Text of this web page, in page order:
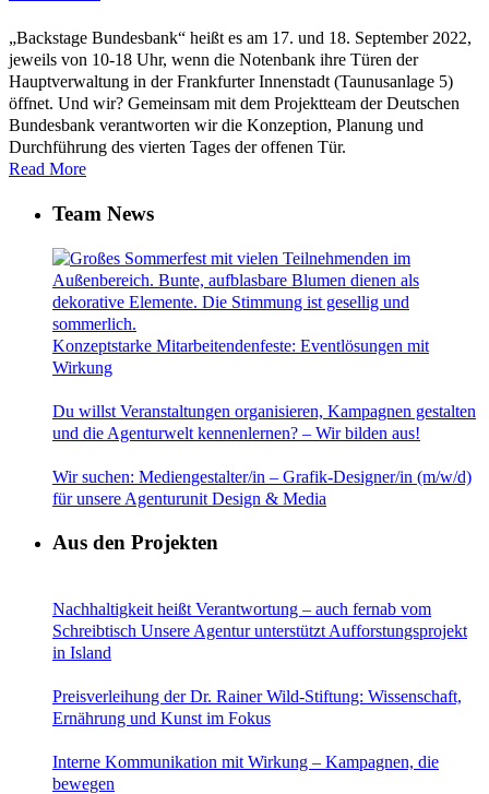
„Backstage Bundesbank“ heißt es am 17. und 18. September 2022,
jeweils von 10-18 Uhr, wenn die Notenbank ihre Türen der
Hauptverwaltung in der Frankfurter Innenstadt (Taunusanlage 5)
öffnet. Und wir? Gemeinsam mit dem Projektteam der Deutschen
Bundesbank verantworten wir die Konzeption, Planung und
Durchführung des vierten Tages der offenen Tür.
Read More
Team News
Konzeptstarke Mitarbeitendenfeste: Eventlösungen mit
Wirkung
Du willst Veranstaltungen organisieren, Kampagnen gestalten
und die Agenturwelt kennenlernen? – Wir bilden aus!
Wir suchen: Mediengestalter/in – Grafik-Designer/in (m/w/d)
für unsere Agenturunit Design & Media
Aus den Projekten
Nachhaltigkeit heißt Verantwortung – auch fernab vom
Schreibtisch Unsere Agentur unterstützt Aufforstungsprojekt
in Island
Preisverleihung der Dr. Rainer Wild-Stiftung: Wissenschaft,
Ernährung und Kunst im Fokus
Interne Kommunikation mit Wirkung – Kampagnen, die
bewegen